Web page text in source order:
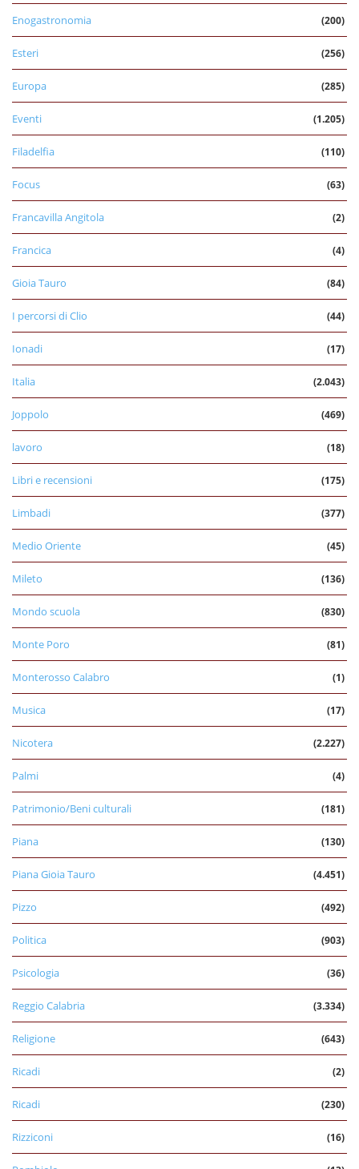
Enogastronomia (200)
Esteri (256)
Europa (285)
Eventi (1.205)
Filadelfia (110)
Focus (63)
Francavilla Angitola (2)
Francica (4)
Gioia Tauro (84)
I percorsi di Clio (44)
Ionadi (17)
Italia (2.043)
Joppolo (469)
lavoro (18)
Libri e recensioni (175)
Limbadi (377)
Medio Oriente (45)
Mileto (136)
Mondo scuola (830)
Monte Poro (81)
Monterosso Calabro (1)
Musica (17)
Nicotera (2.227)
Palmi (4)
Patrimonio/Beni culturali (181)
Piana (130)
Piana Gioia Tauro (4.451)
Pizzo (492)
Politica (903)
Psicologia (36)
Reggio Calabria (3.334)
Religione (643)
Ricadi (2)
Ricadi (230)
Rizziconi (16)